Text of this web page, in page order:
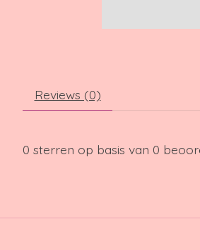
Reviews (0)
0 sterren op basis van 0